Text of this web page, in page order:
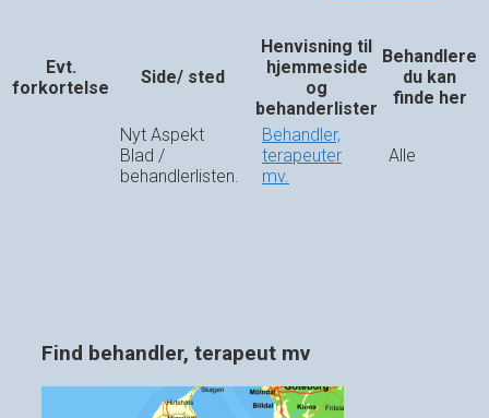
Evt.
forkortelse
Side/ sted
Henvisning til
hjemmeside
og
behanderlister
Behandlere
du kan
finde her
Nyt Aspekt
Blad /
behandlerlisten.
Behandler,
terapeuter
mv.
Alle
Find behandler, terapeut mv